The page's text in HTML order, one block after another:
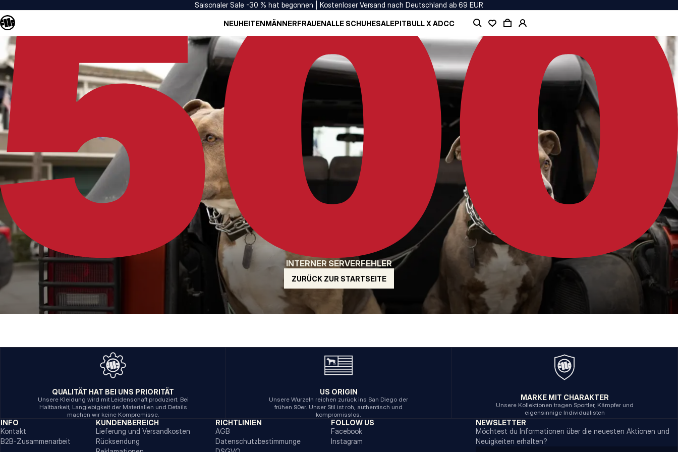
Saisonaler Sale -30 % hat begonnen | Kostenloser Versand nach Deutschland ab 69 EUR
NEUHEITENMÄNNERFRAUENALLE SCHUHESALEPITBULL X ADCC
INTERNER SERVERFEHLER
ZURÜCK ZUR STARTSEITE
QUALITÄT HAT BEI UNS PRIORITÄT
Unsere Kleidung wird mit Leidenschaft produziert. Bei
Haltbarkeit, Langlebigkeit der Materialien und Details
machen wir keine Kompromisse.
US ORIGIN
Unsere Wurzeln reichen zurück ins San Diego der
frühen 90er. Unser Stil ist roh, authentisch und
kompromisslos.
MARKE MIT CHARAKTER
Unsere Kollektionen tragen Sportler, Kämpfer und
eigensinnige Individualisten
INFO
Kontakt
B2B-Zusammenarbeit
KUNDENBEREICH
Lieferung und Versandkosten
Rücksendung
RICHTLINIEN
AGB
Datenschutzbestimmunge
FOLLOW US
Facebook
Instagram
NEWSLETTER
Möchtest du Informationen über die neuesten Aktionen und
Neuigkeiten erhalten?